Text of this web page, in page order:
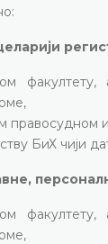
правосудном
БиХ чији